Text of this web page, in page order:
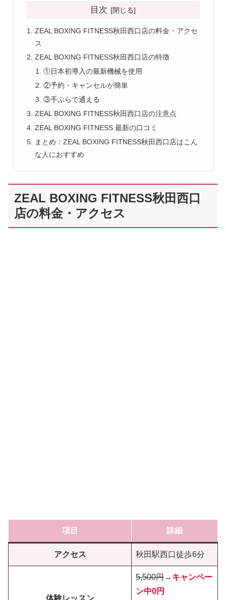
目次
ZEAL BOXING FITNESS秋田西口店の料金・アクセ
ス
ZEAL BOXING FITNESS秋田西口店の特徴
①日本初導入の最新機械を使用
②予約・キャンセルが簡単
③手ぶらで通える
ZEAL BOXING FITNESS秋田西口店の注意点
ZEAL BOXING FITNESS 最新の口コミ
まとめ：ZEAL BOXING FITNESS秋田西口店はこん
な人におすすめ
ZEAL BOXING FITNESS秋田西口
店の料金・アクセス
項目 詳細
アクセス 秋田駅西口徒歩6分
5,500円→ キャンペー
ン中0円